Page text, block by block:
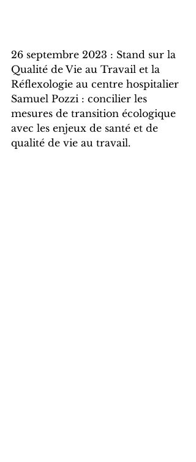
26 septembre 2023 : Stand sur la
Qualité de Vie au Travail et la
Réflexologie au centre hospitalier
Samuel Pozzi : concilier les
mesures de transition écologique
avec les enjeux de santé et de
qualité de vie au travail.